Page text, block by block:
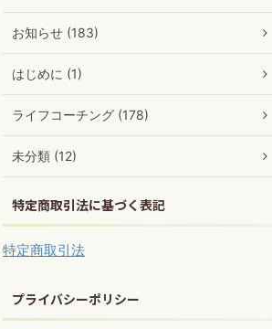
お知らせ (183)
はじめに (1)
ライフコーチング (178)
未分類 (12)
特定商取引法に基づく表記
特定商取引法
プライバシーポリシー